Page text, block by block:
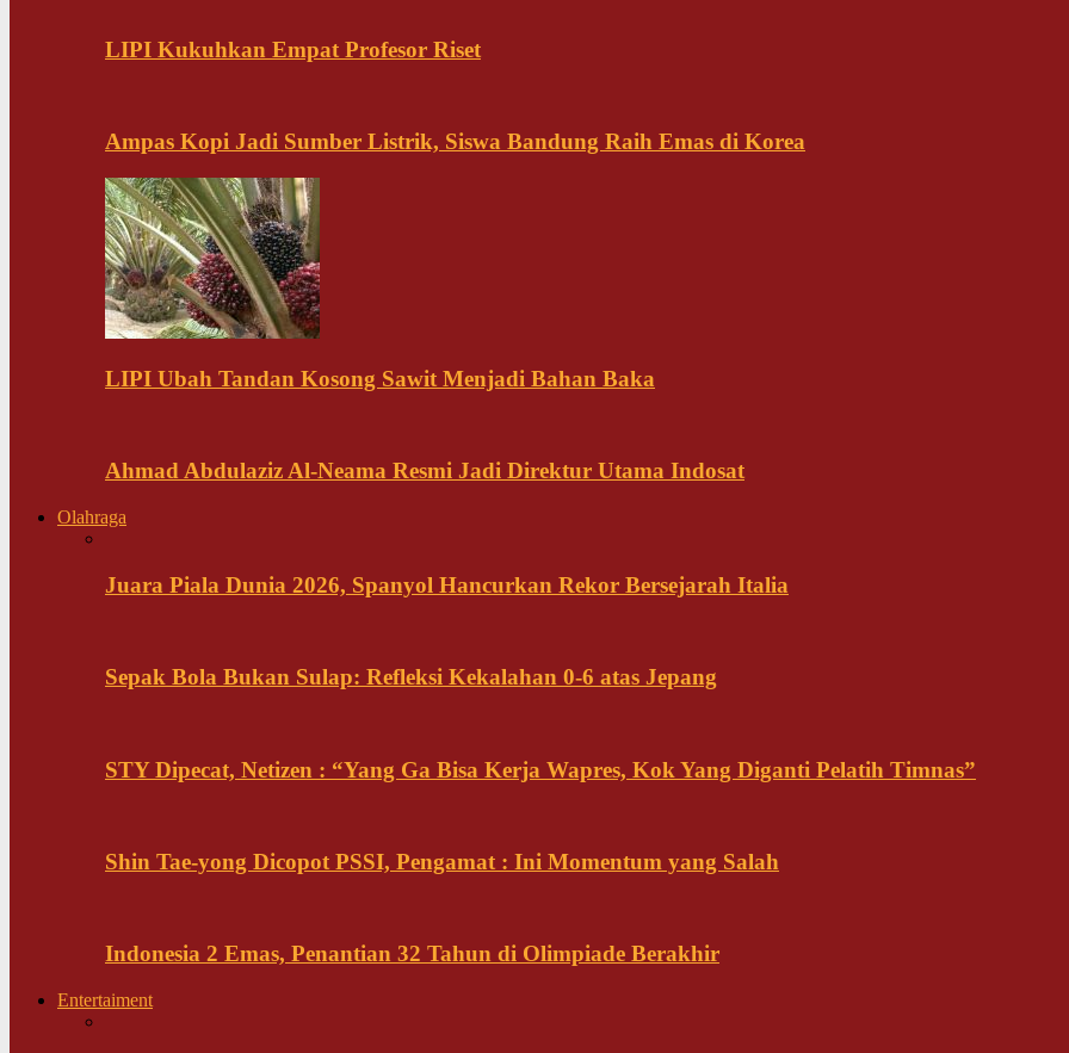
LIPI Kukuhkan Empat Profesor Riset
Ampas Kopi Jadi Sumber Listrik, Siswa Bandung Raih Emas di Korea
LIPI Ubah Tandan Kosong Sawit Menjadi Bahan Baka
Ahmad Abdulaziz Al-Neama Resmi Jadi Direktur Utama Indosat
Olahraga
Juara Piala Dunia 2026, Spanyol Hancurkan Rekor Bersejarah Italia
Sepak Bola Bukan Sulap: Refleksi Kekalahan 0-6 atas Jepang
STY Dipecat, Netizen : “Yang Ga Bisa Kerja Wapres, Kok Yang Diganti Pelatih Timnas”
Shin Tae-yong Dicopot PSSI, Pengamat : Ini Momentum yang Salah
Indonesia 2 Emas, Penantian 32 Tahun di Olimpiade Berakhir
Entertaiment